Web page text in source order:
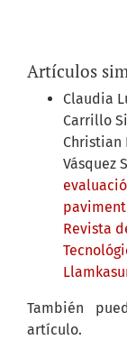
Artículos
Claudia
Carrillo
Christian
Vásquez
Revista
También
artículo.